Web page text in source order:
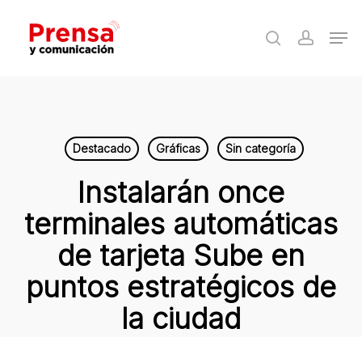
main
search
Destacado Gráficas Sin categoría
Instalarán once
terminales automáticas
de tarjeta Sube en
puntos estratégicos de
la ciudad